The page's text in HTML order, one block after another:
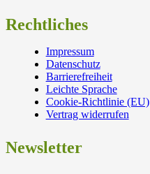
Rechtliches
Impressum
Datenschutz
Barrierefreiheit
Leichte Sprache
Cookie-Richtlinie (EU)
Vertrag widerrufen
Newsletter